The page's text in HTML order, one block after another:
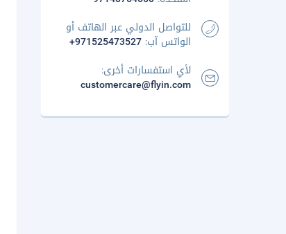
للتواصل الدولي عبر الهاتف أو
الواتس آب: +971525473527
لأي استفسارات أخرى:
customercare@flyin.com